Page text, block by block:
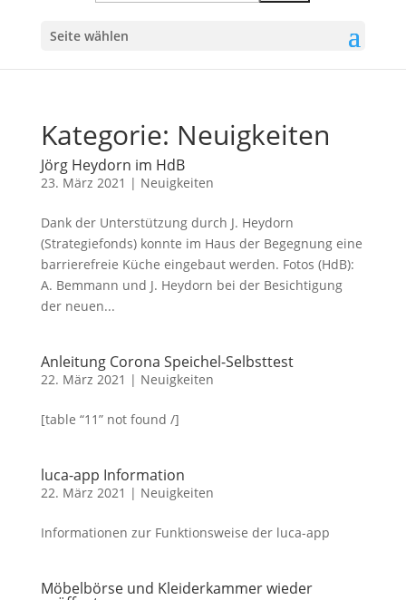
Seite wählen
Kategorie: Neuigkeiten
Jörg Heydorn im HdB
23. März 2021 | Neuigkeiten
Dank der Unterstützung durch J. Heydorn
(Strategiefonds) konnte im Haus der Begegnung eine
barrierefreie Küche eingebaut werden. Fotos (HdB):
A. Bemmann und J. Heydorn bei der Besichtigung
der neuen...
Anleitung Corona Speichel-Selbsttest
22. März 2021 | Neuigkeiten
[table “11” not found /]
luca-app Information
22. März 2021 | Neuigkeiten
Informationen zur Funktionsweise der luca-app
Möbelbörse und Kleiderkammer wieder